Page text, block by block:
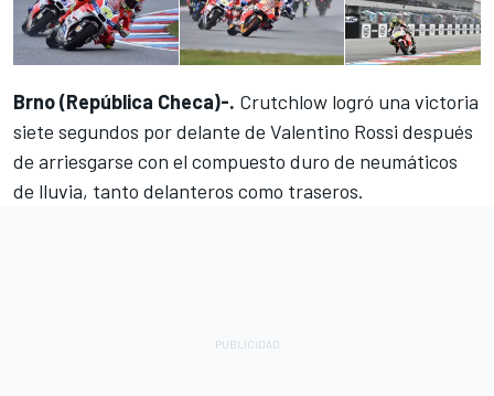
Brno (República Checa)-. Crutchlow logró una victoria
siete segundos por delante de Valentino Rossi después
de arriesgarse con el compuesto duro de neumáticos
de lluvia, tanto delanteros como traseros.